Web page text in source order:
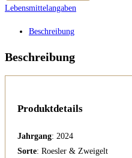
Lebensmittelangaben
Beschreibung
Beschreibung
Produktdetails
Jahrgang: 2024
Sorte: Roesler & Zweigelt